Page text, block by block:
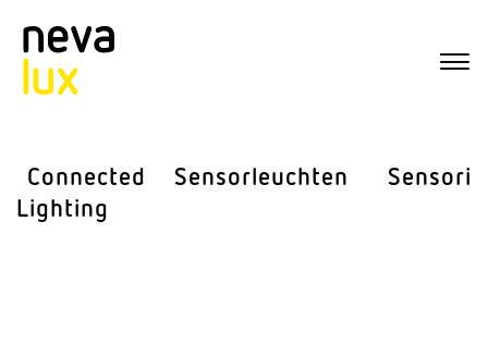
Connected
Lighting
Sensor­leuchten Sensorik